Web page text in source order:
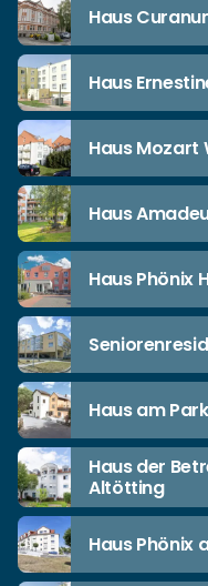
Haus
Haus
Haus Mozart
Haus
Haus Phönix
Haus am
Haus der
Altötting
Haus Phönix